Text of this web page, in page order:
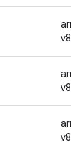
v8a
v8a
v8a